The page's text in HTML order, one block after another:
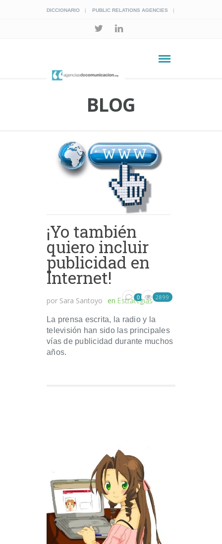
DICCIONARIO PUBLIC RELATIONS AGENCIES
BLOG
¡Yo también
quiero incluir
publicidad en
Internet!
por Sara Santoyo en Estrategias
0 2899
La prensa escrita, la radio y la
televisión han sido las principales
vías de publicidad durante muchos
años.